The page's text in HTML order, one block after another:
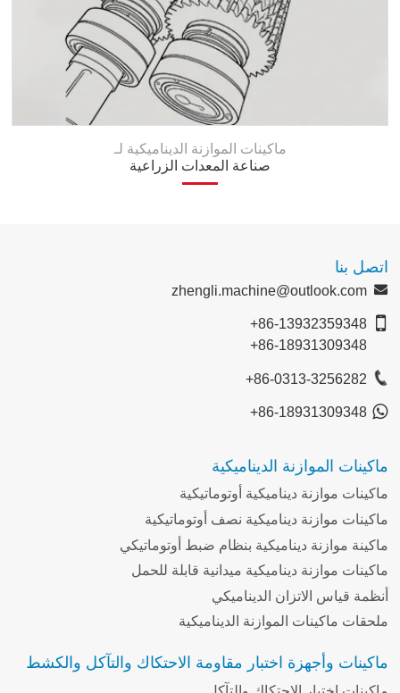
ماكينات الموازنة الديناميكية لـ
صناعة المعدات الزراعية
اتصل بنا
zhengli.machine@outlook.com
+86-13932359348
+86-18931309348
+86-0313-3256282
+86-18931309348
ماكينات الموازنة الديناميكية
ماكينات موازنة ديناميكية أوتوماتيكية
ماكينات موازنة ديناميكية نصف أوتوماتيكية
ماكينة موازنة ديناميكية بنظام ضبط أوتوماتيكي
ماكينات موازنة ديناميكية ميدانية قابلة للحمل
أنظمة قياس الاتزان الديناميكي
ملحقات ماكينات الموازنة الديناميكية
ماكينات وأجهزة اختبار مقاومة الاحتكاك والتآكل والكشط